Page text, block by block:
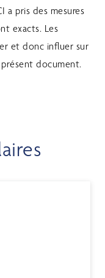
a pris des mesures
exacts. Les
et donc influer sur
document.